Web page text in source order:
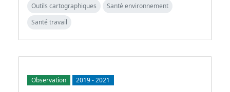
Outils cartographiques
Santé environnement
Santé travail
Observation 2019-2021